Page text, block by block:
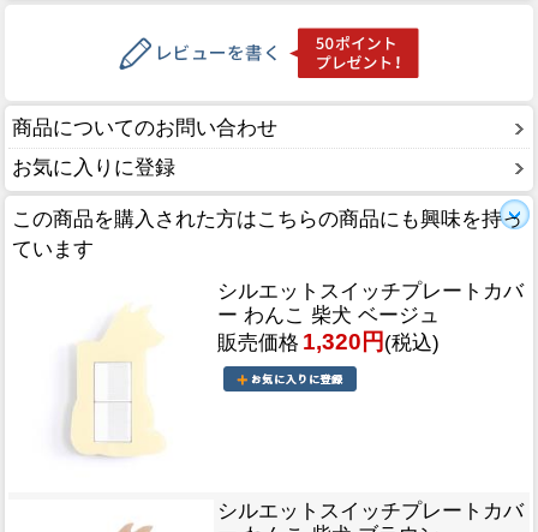
商品についてのお問い合わせ
お気に入りに登録
この商品を購入された方はこちらの商品にも興味を持っ
ています
シルエットスイッチプレートカバ
ー わんこ 柴犬 ベージュ
販売価格 1,320円 (税込)
シルエットスイッチプレートカバ